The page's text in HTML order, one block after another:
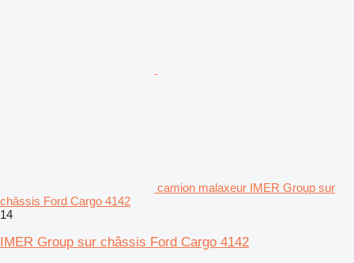
camion malaxeur IMER Group sur
châssis Ford Cargo 4142
14
IMER Group sur châssis Ford Cargo 4142